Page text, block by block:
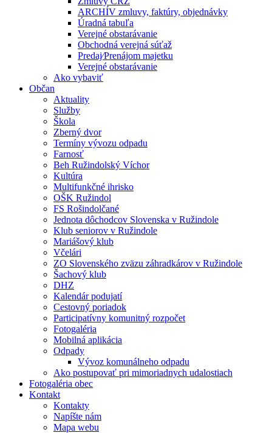
ARCHÍV zmluvy, faktúry, objednávky
Úradná tabuľa
Verejné obstarávanie
Obchodná verejná súťaž
Predaj⁄Prenájom majetku
Verejné obstarávanie
Ako vybaviť
Občan
Aktuality
Služby
Škola
Zberný dvor
Termíny vývozu odpadu
Farnosť
Beh Ružindolský Víchor
Kultúra
Multifunkčné ihrisko
OŠK Ružindol
FS Rošindolčané
Jednota dôchodcov Slovenska v Ružindole
Klub seniorov v Ružindole
Mariášový klub
Včelári
ZO Slovenského zväzu záhradkárov v Ružindole
Šachový klub
DHZ
Kalendár podujatí
Cestovný poriadok
Participatívny komunitný rozpočet
Fotogaléria
Mobilná aplikácia
Odpady
Vývoz komunálneho odpadu
Ako postupovať pri mimoriadnych udalostiach
Fotogaléria obec
Kontakt
Kontakty
Napíšte nám
Mapa webu